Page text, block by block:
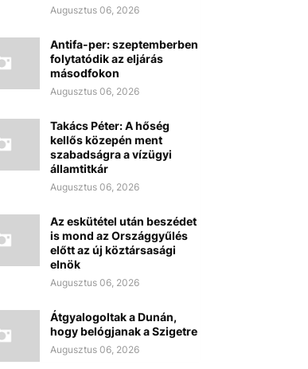
Augusztus 06, 2026
Antifa-per: szeptemberben
folytatódik az eljárás
másodfokon
Augusztus 06, 2026
Takács Péter: A hőség
kellős közepén ment
szabadságra a vízügyi
államtitkár
Augusztus 06, 2026
Az eskütétel után beszédet
is mond az Országgyűlés
előtt az új köztársasági
elnök
Augusztus 06, 2026
Átgyalogoltak a Dunán,
hogy belógjanak a Szigetre
Augusztus 06, 2026